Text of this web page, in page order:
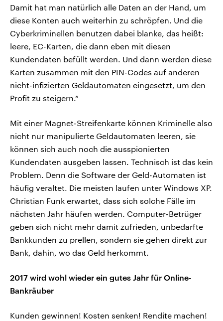
Damit hat man natürlich alle Daten an der Hand, um
diese Konten auch weiterhin zu schröpfen. Und die
Cyberkriminellen benutzen dabei blanke, das heißt:
leere, EC-Karten, die dann eben mit diesen
Kundendaten befüllt werden. Und dann werden diese
Karten zusammen mit den PIN-Codes auf anderen
nicht-infizierten Geldautomaten eingesetzt, um den
Profit zu steigern.“
Mit einer Magnet-Streifenkarte können Kriminelle also
nicht nur manipulierte Geldautomaten leeren, sie
können sich auch noch die ausspionierten
Kundendaten ausgeben lassen. Technisch ist das kein
Problem. Denn die Software der Geld-Automaten ist
häufig veraltet. Die meisten laufen unter Windows XP.
Christian Funk erwartet, dass sich solche Fälle im
nächsten Jahr häufen werden. Computer-Betrüger
geben sich nicht mehr damit zufrieden, unbedarfte
Bankkunden zu prellen, sondern sie gehen direkt zur
Bank, dahin, wo das Geld herkommt.
2017 wird wohl wieder ein gutes Jahr für Online-
Bankräuber
Kunden gewinnen! Kosten senken! Rendite machen!